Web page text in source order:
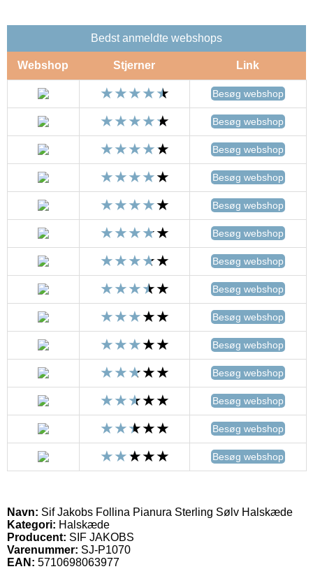
Bedst anmeldte webshops
Webshop Stjerner Link
Besøg webshop
Besøg webshop
Besøg webshop
Besøg webshop
Besøg webshop
Besøg webshop
Besøg webshop
Besøg webshop
Besøg webshop
Besøg webshop
Besøg webshop
Besøg webshop
Besøg webshop
Besøg webshop
Navn: Sif Jakobs Follina Pianura Sterling Sølv Halskæde
Kategori: Halskæde
Producent: SIF JAKOBS
Varenummer: SJ-P1070
EAN: 5710698063977